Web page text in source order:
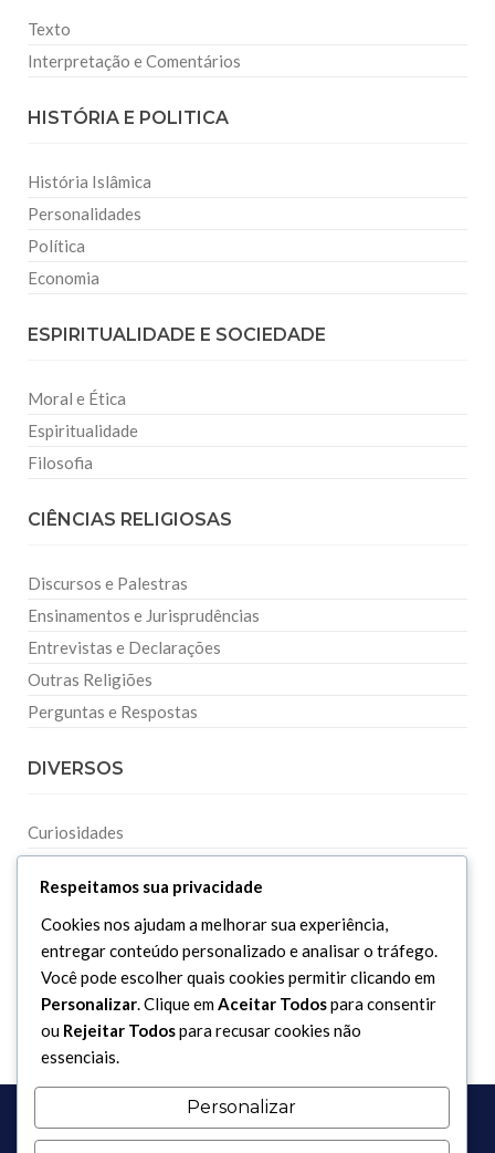
Texto
Interpretação e Comentários
HISTÓRIA E POLITICA
História Islâmica
Personalidades
Política
Economia
ESPIRITUALIDADE E SOCIEDADE
Moral e Ética
Espiritualidade
Filosofia
CIÊNCIAS RELIGIOSAS
Discursos e Palestras
Ensinamentos e Jurisprudências
Entrevistas e Declarações
Outras Religiões
Perguntas e Respostas
DIVERSOS
Curiosidades
Downloads
Respeitamos sua privacidade
Cookies nos ajudam a melhorar sua experiência,
entregar conteúdo personalizado e analisar o tráfego.
Você pode escolher quais cookies permitir clicando em
Personalizar. Clique emAceitar Todospara consentir
ou Rejeitar Todospara recusar cookies não
essenciais.
Personalizar